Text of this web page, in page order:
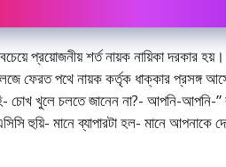
প্রয়োজনীয় শর্ত নায়ক নায়িকা দরকার
ফেরত পথে নায়ক কর্তৃক ধাক্কার প্রসঙ্গ
চোখ খুলে চলতে জানেন না?- আপনি-
হুয়ি- মানে ব্যাপারটা হল- মানে